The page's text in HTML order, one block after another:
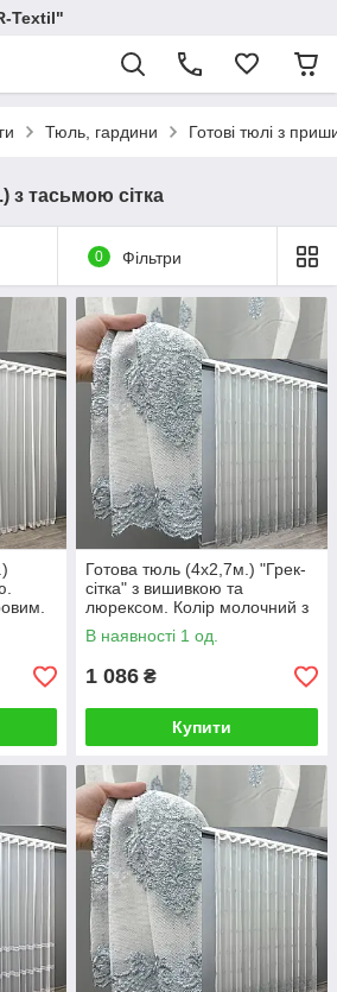
Textil"
Тюль, гардини Готові тюлі з
з тасьмою сітка
0 Фільтри
Готова тюль (4х2,7м.) "Грек-
сітка" з вишивкою та
люрексом. Колір молочний з
сіро-блакитним. Код 1657т
42-1198
В наявності 1 од.
1 086 ₴
Купити